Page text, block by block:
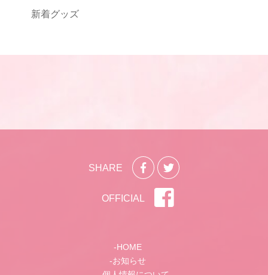
新着グッズ
SHARE
OFFICIAL
HOME
お知らせ